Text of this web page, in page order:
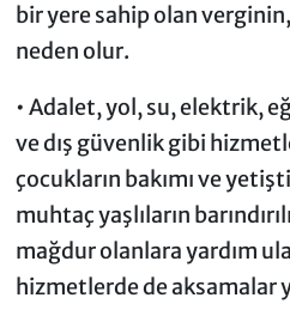
bir yere sahip olan verginin,
neden olur.
• Adalet, yol, su, elektrik,
ve dış güvenlik gibi
çocukların bakımı ve
muhtaç yaşlıların
mağdur olanlara yardım
hizmetlerde de aksamalar